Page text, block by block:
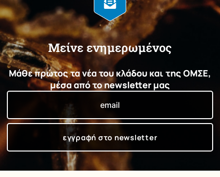
Μείνε ενημερωμένος
Μάθε πρώτος τα νέα του κλάδου και της ΟΜΣΕ,
μέσα από το newsletter μας